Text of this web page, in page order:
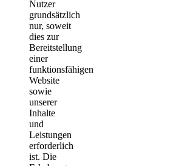
Nutzer
grundsätzlich
nur, soweit
dies zur
Bereitstellung
einer
funktionsfähigen
Website
sowie
unserer
Inhalte
und
Leistungen
erforderlich
ist. Die